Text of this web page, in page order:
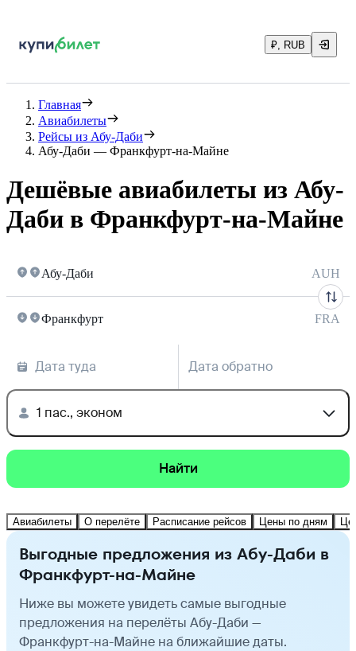
₽, RUB
Главная
Авиабилеты
Рейсы из Абу-Даби
Абу-Даби — Франкфурт-на-Майне
Дешёвые авиабилеты из Абу-
Даби в Франкфурт-на-Майне
Абу-Даби AUH
Франкфурт FRA
Дата туда Дата обратно
1 пас., эконом
Найти
Авиабилеты О перелёте Расписание рейсов Цены по дням
Выгодные предложения из Абу-Даби в
Франкфурт-на-Майне
Ниже вы можете увидеть самые выгодные
предложения на перелёты Абу-Даби —
Франкфурт-на-Майне на ближайшие даты.